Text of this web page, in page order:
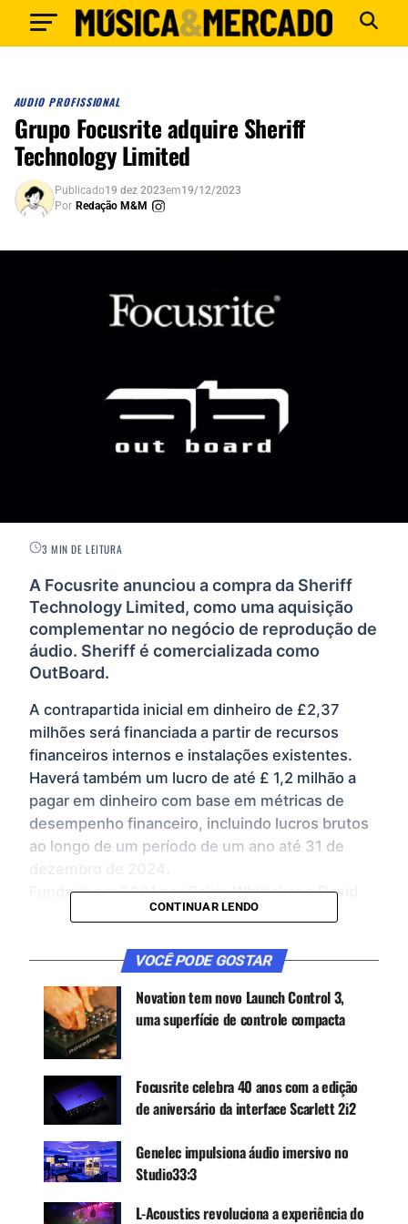
AUDIO PROFISSIONAL
Grupo Focusrite adquire Sheriff
Technology Limited
Publicado19 dez 2023em19/12/2023
Por Redação M&M
3 MIN DE LEITURA
A Focusrite anunciou a compra da Sheriff
Technology Limited, como uma aquisição
complementar no negócio de reprodução de
áudio. Sheriff é comercializada como
OutBoard.
A contrapartida inicial em dinheiro de £2,37
milhões será financiada a partir de recursos
financeiros internos e instalações existentes.
Haverá também um lucro de até £ 1,2 milhão a
pagar em dinheiro com base em métricas de
desempenho financeiro, incluindo lucros brutos
ao longo de um período de um ano até 31 de
Fundada em 2001 por Robin Whittaker e David
Haydon, a OutBoard é uma empresa com sede
entretenimento inovadoras para uma base global
de clientes. Operando sob duas submarcas,
TiMax e OutBoard, seus produtos são
reconhecidos entre os profissionais da indústria
audiovisual, especialmente em performances ao
vivo, gerenciamento de eventos e no setor em
rápida expansão de experiências sonoras
imersivas.
A TiMax é especializada em tecnologias de áudio
imersivo e controle de show por meio dos
produtos Soundhub e Tracker D4, atendendo a
uma ampla gama de aplicações, incluindo
CONTINUAR LENDO
VOCÊ PODE GOSTAR
Novation tem novo Launch Control 3,
uma superfície de controle compacta
Focusrite celebra 40 anos com a edição
de aniversário da interface Scarlett 2i2
Genelec impulsiona áudio imersivo no
Studio33:3
L-Acoustics revoluciona a experiência do